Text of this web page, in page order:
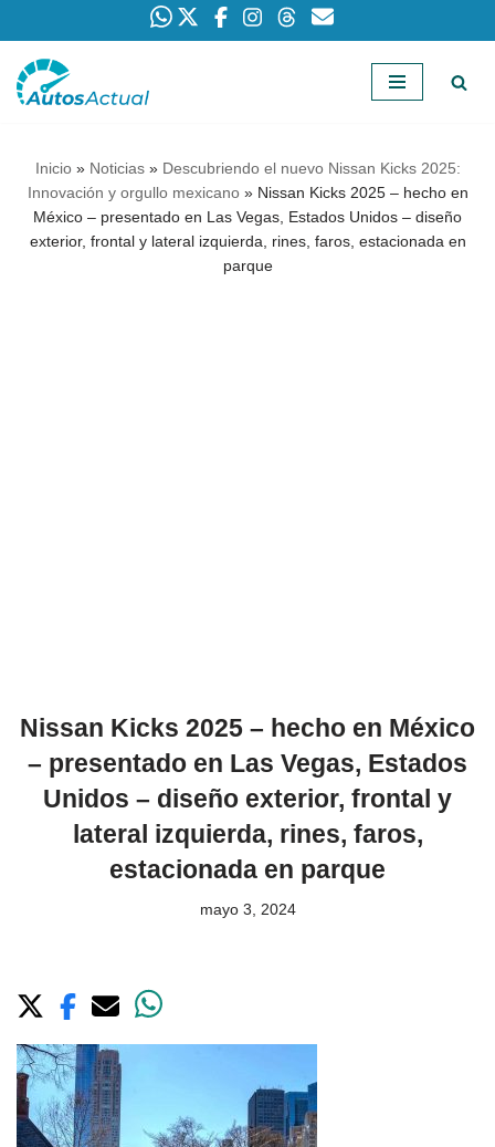
Saltar
Inicio» Noticias» Descubriendo el nuevo Nissan Kicks 2025:
Innovación y orgullo mexicano» Nissan Kicks 2025 – hecho en
México – presentado en Las Vegas, Estados Unidos – diseño
exterior, frontal y lateral izquierda, rines, faros, estacionada en
parque
Nissan Kicks 2025 – hecho en México
– presentado en Las Vegas, Estados
Unidos – diseño exterior, frontal y
lateral izquierda, rines, faros,
estacionada en parque
mayo 3, 2024